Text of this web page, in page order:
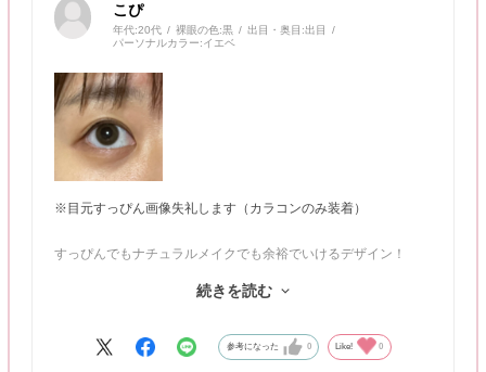
こぴ
年代:20代 裸眼の色:黒 出目・奥目:出目
パーソナルカラー:イエベ
※目元すっぴん画像失礼します（カラコンのみ装着）
すっぴんでもナチュラルメイクでも余裕でいけるデザイン！
泊りデートにも使えるぐらいナチュラルに色素薄く、ほんのりサ
続きを読む
参考になった 0 Like! 0